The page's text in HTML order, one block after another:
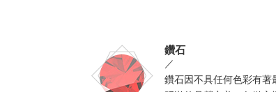
鑽石
／
鑽石因不具任何色彩有著